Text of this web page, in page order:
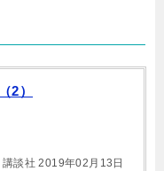
2）
談社 2019年02月13日